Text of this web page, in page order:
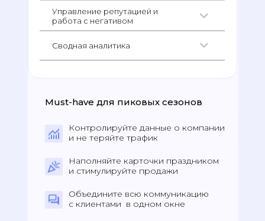
Must-have для пиковых сезонов
Контролируйте данные о компании
и не теряйте трафик
Управление репутацией и
работа с негативом
Наполняйте карточки праздником
и стимулируйте продажи
Сводная аналитика
Объедините всю коммуникацию
с клиентами в одном окне